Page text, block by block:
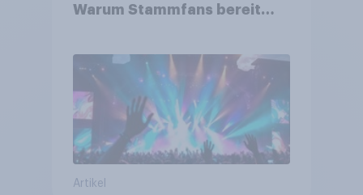
Warum Stammfans bereit
Artikel